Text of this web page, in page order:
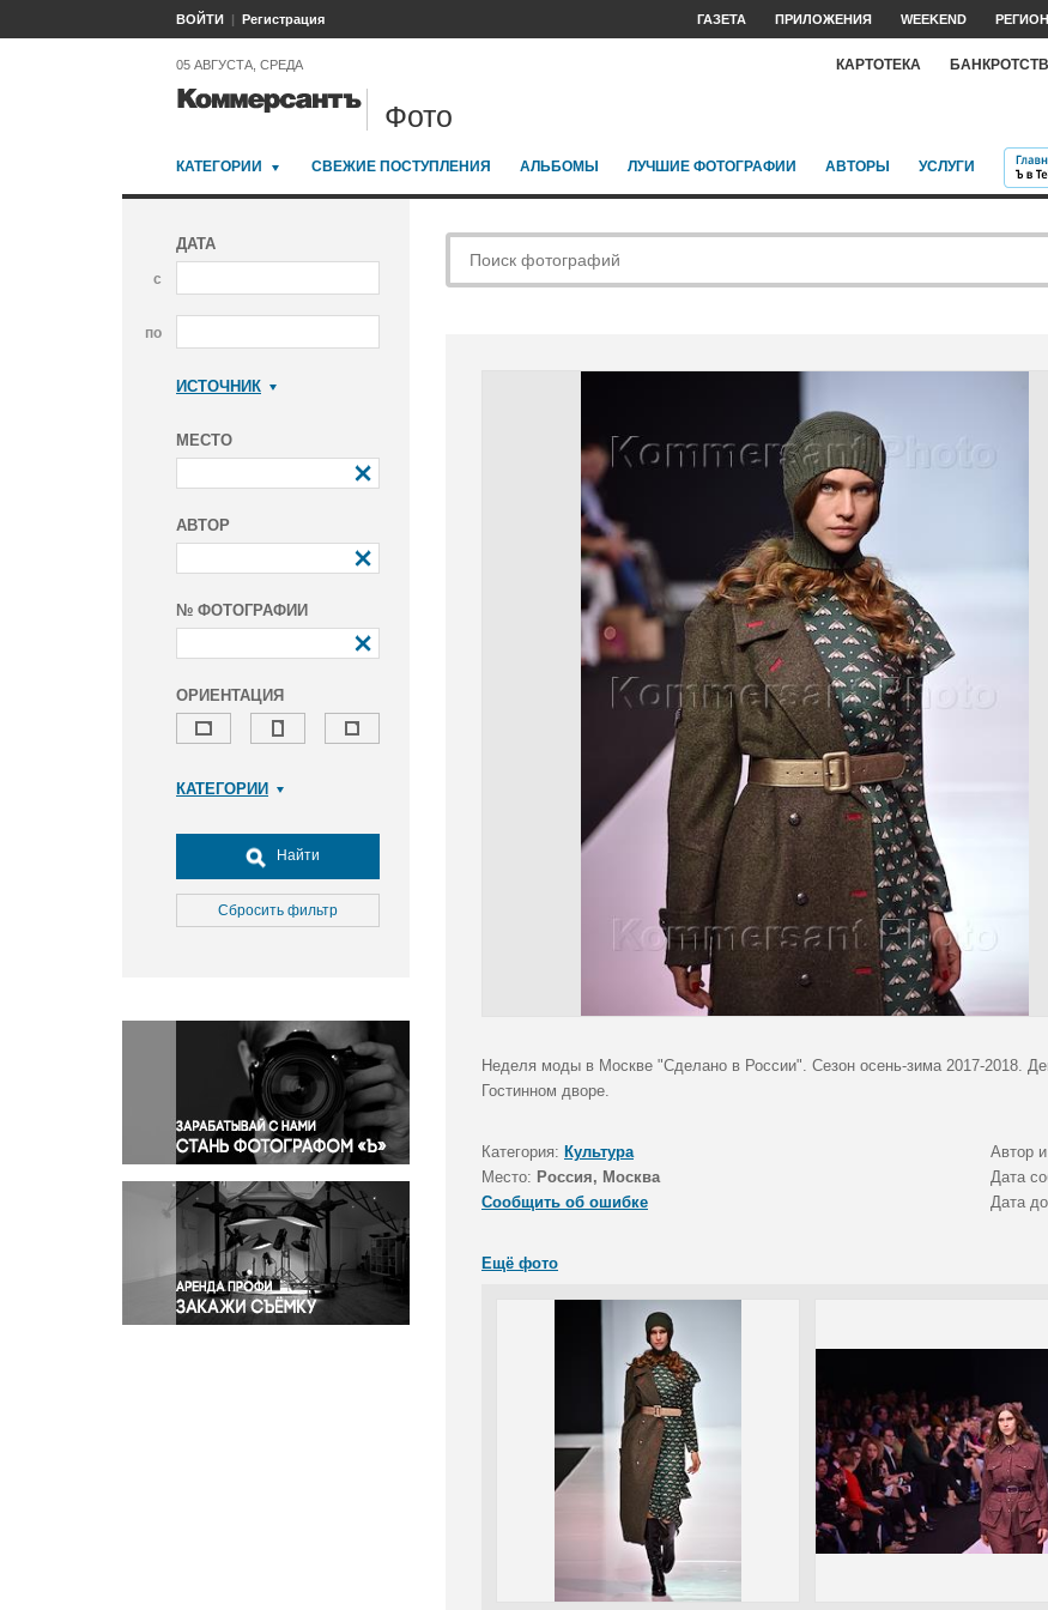
ВОЙТИ Регистрация ГАЗЕТА ПРИЛОЖЕНИЯ WEEKEND
05 АВГУСТА, СРЕДА КАРТОТЕКА
Фото
КАТЕГОРИИ СВЕЖИЕ ПОСТУПЛЕНИЯ АЛЬБОМЫ ЛУЧШИЕ ФОТОГРАФИИ АВТОРЫ УСЛУГИ
ДАТА
с
по
ИСТОЧНИК
МЕСТО
АВТОР
№ ФОТОГРАФИИ
ОРИЕНТАЦИЯ
КАТЕГОРИИ
Досуг, туризм и отдых
Культура
Медицина
Окружающая среда
Политика
Правосудие
Происшествия и конфликты
Религия
Светская жизнь
Спорт
Экология
Экономика и бизнес
Найти
Сбросить фильтр
Неделя моды в Москве "Сделано в России". Сезон осень-зима 2017-2018.
Гостинном дворе.
Категория: Культура Автор и
Место: Россия, Москва Дата
Сообщить об ошибке
Дата
Ещё фото